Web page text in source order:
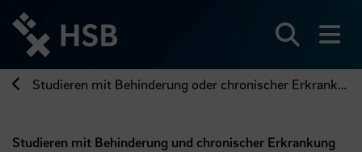
zum
Seiteninhalt
springen
Studieren mit Behinderung oder chronischer Erkrankung
Studieren mit Behinderung und chronischer Erkrankung